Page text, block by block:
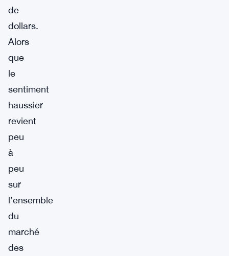
de
dollars.
Alors
que
le
sentiment
haussier
revient
peu
à
peu
sur
l’ensemble
du
marché
des